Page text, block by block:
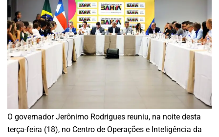
O governador Jerônimo Rodrigues reuniu, na noite desta
terça-feira (18), no Centro de Operações e Inteligência da